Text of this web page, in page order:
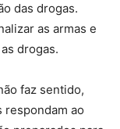
das drogas.
as armas e
drogas.
faz sentido,
respondam ao